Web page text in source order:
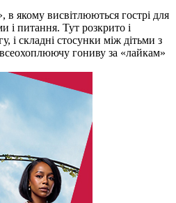
в якому висвітлюються гострі для
і питання. Тут розкрито і
і складні стосунки між дітьми з
всеохоплюючу гониву за «лайкам»